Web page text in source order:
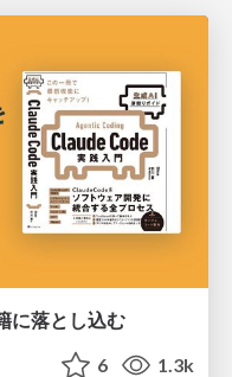
に落とし込む
6 1.3k